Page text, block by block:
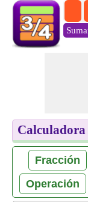
Fracción
Operación